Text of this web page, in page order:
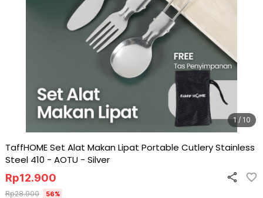
1 / 10
TaffHOME Set Alat Makan Lipat Portable Cutlery Stainless
Steel 410 - AOTU - Silver
Rp12.900
Rp28.900 56%